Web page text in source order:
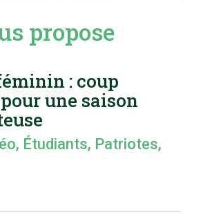
propose
: coup
une saison
, Étudiants, Patriotes,